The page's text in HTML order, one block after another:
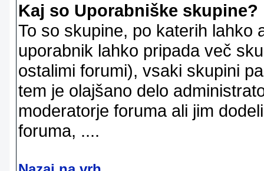
Kaj so Uporabniške skupine?
To so skupine, po katerih lahko
uporabnik lahko pripada več
ostalimi forumi), vsaki skupini
tem je olajšano delo
moderatorje foruma ali jim
foruma, ....